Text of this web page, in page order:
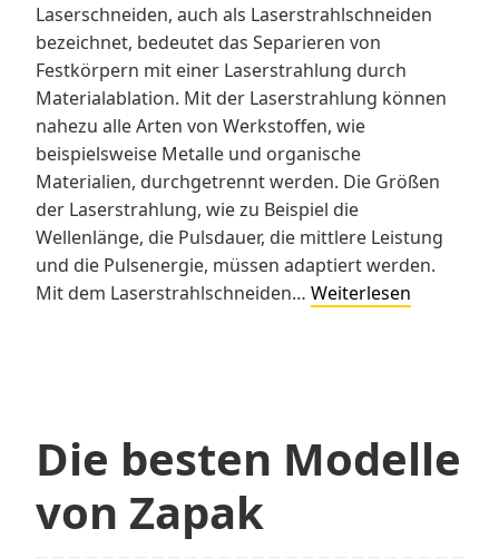
Laserschneiden, auch als Laserstrahlschneiden
bezeichnet, bedeutet das Separieren von
Festkörpern mit einer Laserstrahlung durch
Materialablation. Mit der Laserstrahlung können
nahezu alle Arten von Werkstoffen, wie
beispielsweise Metalle und organische
Materialien, durchgetrennt werden. Die Größen
der Laserstrahlung, wie zu Beispiel die
Wellenlänge, die Pulsdauer, die mittlere Leistung
und die Pulsenergie, müssen adaptiert werden.
Mit dem Laserstrahlschneiden… Weiterlesen
Die besten Modelle
von Zapak